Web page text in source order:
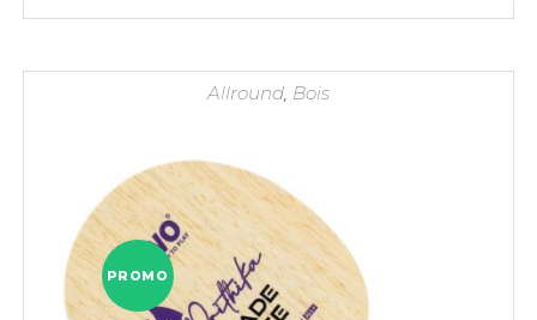
était : est :
Allround Bois
PROMO